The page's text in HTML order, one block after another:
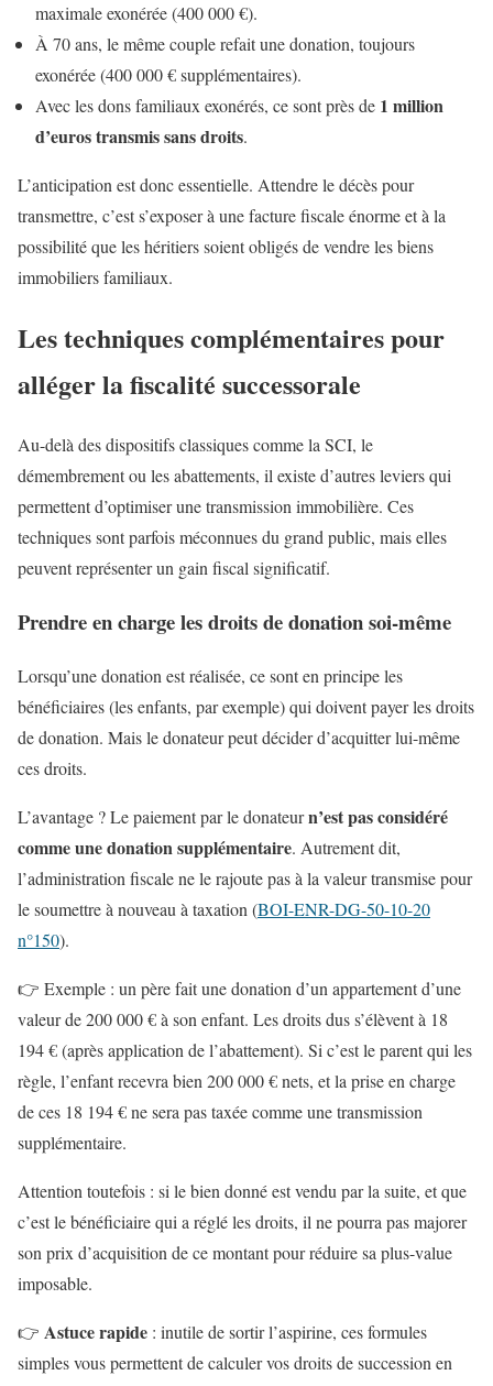
maximale exonérée (400 000 €).
À 70 ans, le même couple refait une donation, toujours
exonérée (400 000 € supplémentaires).
Avec les dons familiaux exonérés, ce sont près de 1 million
d’euros transmis sans droits.
L’anticipation est donc essentielle. Attendre le décès pour
transmettre, c’est s’exposer à une facture fiscale énorme et à la
possibilité que les héritiers soient obligés de vendre les biens
immobiliers familiaux.
Les techniques complémentaires pour
alléger la fiscalité successorale
Au-delà des dispositifs classiques comme la SCI, le
démembrement ou les abattements, il existe d’autres leviers qui
permettent d’optimiser une transmission immobilière. Ces
techniques sont parfois méconnues du grand public, mais elles
peuvent représenter un gain fiscal significatif.
Prendre en charge les droits de donation soi-même
Lorsqu’une donation est réalisée, ce sont en principe les
bénéficiaires (les enfants, par exemple) qui doivent payer les droits
de donation. Mais le donateur peut décider d’acquitter lui-même
ces droits.
L’avantage ? Le paiement par le donateurn’est pas considéré
comme une donation supplémentaire. Autrement dit,
l’administration fiscale ne le rajoute pas à la valeur transmise pour
le soumettre à nouveau à taxation (BOI-ENR-DG-50-10-20
n°150).
👉 Exemple : un père fait une donation d’un appartement d’une
valeur de 200 000 € à son enfant. Les droits dus s’élèvent à 18
194 € (après application de l’abattement). Si c’est le parent qui les
règle, l’enfant recevra bien 200 000 € nets, et la prise en charge
de ces 18 194 € ne sera pas taxée comme une transmission
supplémentaire.
Attention toutefois : si le bien donné est vendu par la suite, et que
c’est le bénéficiaire qui a réglé les droits, il ne pourra pas majorer
son prix d’acquisition de ce montant pour réduire sa plus-value
imposable.
👉 Astuce rapide : inutile de sortir l’aspirine, ces formules
simples vous permettent de calculer vos droits de succession en